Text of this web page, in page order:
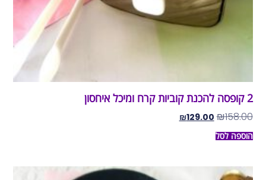
2 קופסה להכנת קוביות קרח ומיכל איחסון
₪158.00
₪129.00
הוספה לסל